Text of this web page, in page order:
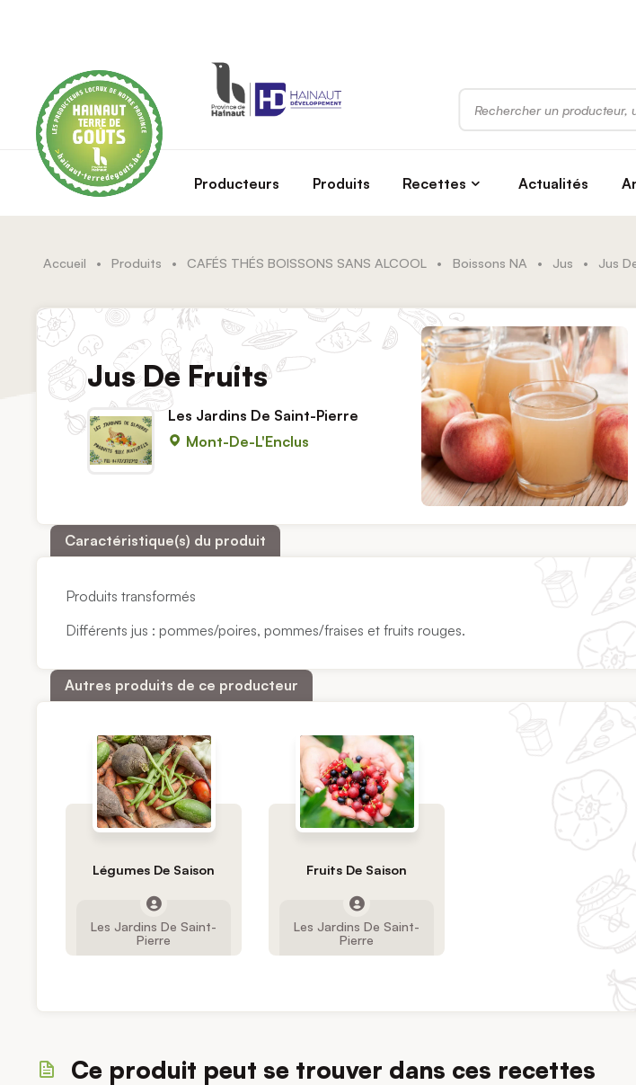
Rechercher
Producteurs Produits Recettes Actualités
Accueil • Produits • CAFÉS THÉS BOISSONS SANS ALCOOL • Boissons NA • Jus • Jus
Jus De Fruits
Les Jardins De Saint-Pierre
Mont-De-L'Enclus
Caractéristique(s) du produit
Produits transformés
Différents jus : pommes/poires, pommes/fraises et fruits rouges.
Autres produits de ce producteur
Légumes De Saison
Les Jardins De Saint-
Pierre
Fruits De Saison
Les Jardins De Saint-
Pierre
Ce produit peut se trouver dans ces recettes